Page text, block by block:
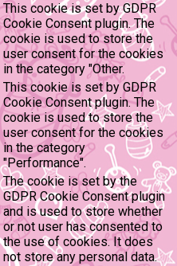
This cookie is set by GDPR
Cookie Consent plugin. The
cookie is used to store the
user consent for the cookies
in the category "Other.
This cookie is set by GDPR
Cookie Consent plugin. The
cookie is used to store the
user consent for the cookies
in the category
"Performance".
The cookie is set by the
GDPR Cookie Consent plugin
and is used to store whether
or not user has consented to
the use of cookies. It does
not store any personal data.